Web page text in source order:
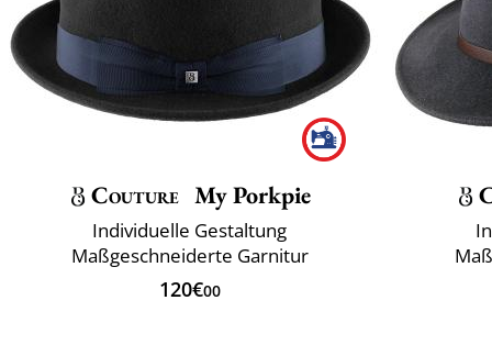
Couture My Porkpie
Individuelle Gestaltung
Maßgeschneiderte Garnitur
120€00